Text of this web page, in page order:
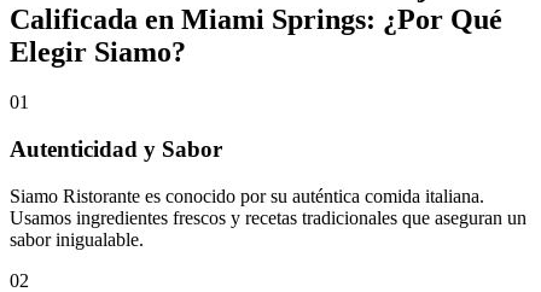
Calificada en Miami Springs: ¿Por Qué
Elegir Siamo?
01
Autenticidad y Sabor
Siamo Ristorante es conocido por su auténtica comida italiana.
Usamos ingredientes frescos y recetas tradicionales que aseguran un
sabor inigualable.
02